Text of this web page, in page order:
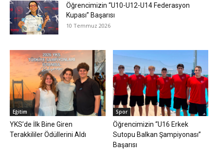
Öğrencimizin “U10-U12-U14 Federasyon
Kupası” Başarısı
10 Temmuz 2026
Eğitim
YKS’de İlk Bine Giren
Terakkililer Ödüllerini Aldı
Spor
Öğrencimizin “U16 Erkek
Sutopu Balkan Şampiyonası”
Başarısı